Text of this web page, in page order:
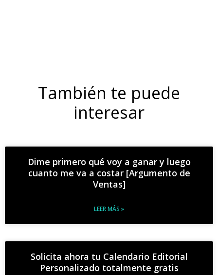
También te puede
interesar
Dime primero qué voy a ganar y luego
cuanto me va a costar [Argumento de
Ventas]
LEER MÁS »
Solicita ahora tu Calendario Editorial
Personalizado totalmente gratis